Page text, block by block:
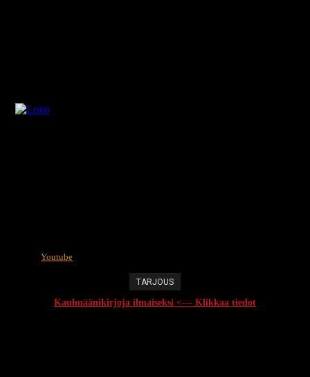
Youtube
TARJOUS
Kauhuäänikirjoja ilmaiseksi <--- Klikkaa tiedot